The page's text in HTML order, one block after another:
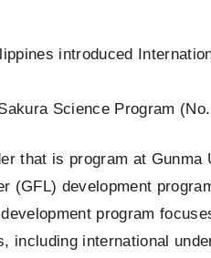
introduced
Science Program
that is program at Gunma
(GFL) development
program
including international